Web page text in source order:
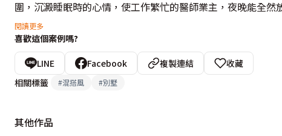
圍，沉澱睡眠時的心情，使工作繁忙的醫師業主，夜晚能全
的休閒區域，天花擷取鋼彈動畫系列的「G」字母為造型，塑
「昨晚邀請家人在頂樓的庭園用餐，我們度過了一個非常愉
於桃園屋主，迫不期待想分享喜悅的電話，向奕空間規劃林栗
閱讀更多
喜歡這個案例嗎?
LINE Facebook 複製連結
收藏
相關標籤
#混搭風 #別墅
其他作品